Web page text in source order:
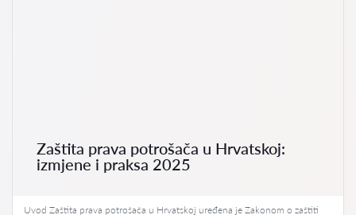
Zaštita prava potrošača u Hrvatskoj:
izmjene i praksa 2025
Uvod Zaštita prava potrošača u Hrvatskoj uređena je Zakonom o zaštiti